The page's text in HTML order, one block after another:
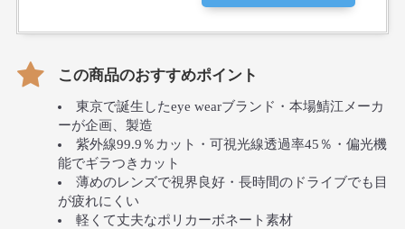
この商品のおすすめポイント
東京で誕生したeye wearブランド・本場鯖江メーカ
ーが企画、製造
紫外線99.9％カット・可視光線透過率45％・偏光機
能でギラつきカット
薄めのレンズで視界良好・長時間のドライブでも目
が疲れにくい
軽くて丈夫なポリカーボネート素材